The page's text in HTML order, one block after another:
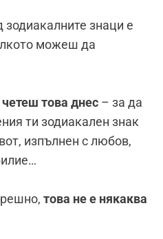
зодиакалните знаци е
можеш да
това днес – за да
ти зодиакален знак
изпълнен с любов,
това не е някаква